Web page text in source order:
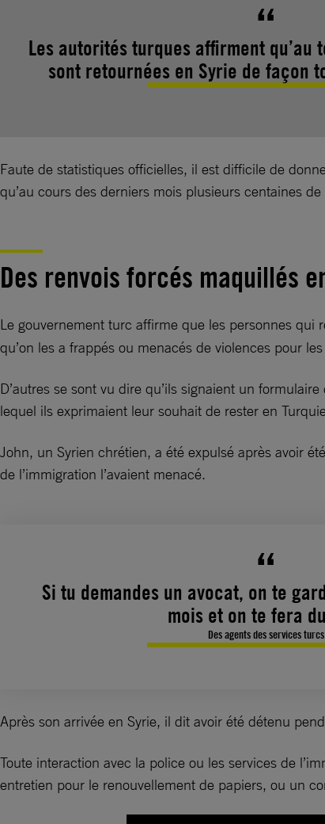
Les autorités turques affirment qu’au
sont retournées en Syrie de façon
Faute de statistiques officielles, il est difficile de
qu’au cours des derniers mois plusieurs centaines
Des renvois forcés maquillés
Le gouvernement turc affirme que les personnes qui
qu’on les a frappés ou menacés de violences pour
D’autres se sont vu dire qu’ils signaient un
lequel ils exprimaient leur souhait de rester en
John, un Syrien chrétien, a été expulsé après avoir
de l’immigration l’avaient menacé.
Si tu demandes un avocat, on te
mois et on te fera
Des agents des services turcs
Après son arrivée en Syrie, il dit avoir été détenu
Toute interaction avec la police ou les services de
entretien pour le renouvellement de papiers, ou un